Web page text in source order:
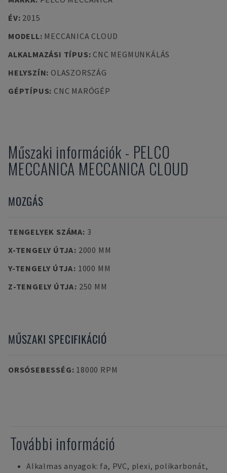
ÉV: 2015
MODELL: MECCANICA CLOUD
ALKALMAZÁSI TÍPUS: CNC MEGMUNKÁLÁS
HELYSZÍN: OLASZORSZÁG
GÉPTÍPUS: CNC MARÓGÉP
Műszaki információk - PELCO
MECCANICA MECCANICA CLOUD
MOZGÁS
TENGELYEK SZÁMA: 3
X-TENGELY ÚTJA: 2000 MM
Y-TENGELY ÚTJA: 1000 MM
Z-TENGELY ÚTJA: 250 MM
MŰSZAKI SPECIFIKÁCIÓ
ORSÓSEBESSÉG: 18000 RPM
További információ
Alkalmas anyagok: fa, PVC, plexi, polikarbonát,